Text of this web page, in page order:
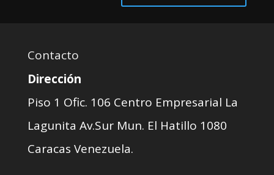
Contacto
Dirección
Piso 1 Ofic. 106 Centro Empresarial La
Lagunita Av.Sur Mun. El Hatillo 1080
Caracas Venezuela.